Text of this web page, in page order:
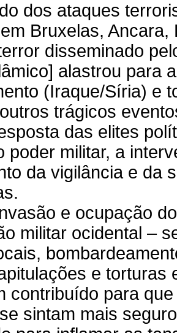
dos ataques
Bruxelas, Ancara,
disseminado
alastrou para
(Iraque/Síria) e
trágicos
das elites
poder militar, a
da vigilância e da
e ocupação
militar ocidental –
e torturas
contribuído para
sintam mais